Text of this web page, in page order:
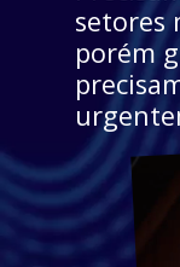
setores
porém